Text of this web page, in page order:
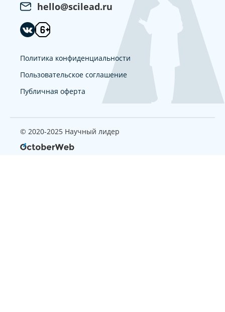
hello@scilead.ru
Политика конфиденциальности
Пользовательское соглашение
Публичная оферта
© 2020-2025 Научный лидер